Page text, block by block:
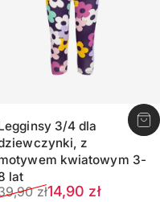
3/4 dla
z
kwiatowym 3-
lat
sprzedaży
14,90 zł
cena
zł